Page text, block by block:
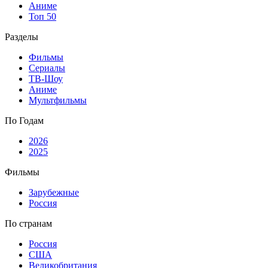
Аниме
Топ 50
Разделы
Фильмы
Сериалы
ТВ-Шоу
Аниме
Мультфильмы
По Годам
2026
2025
Фильмы
Зарубежные
Россия
По странам
Россия
США
Великобритания